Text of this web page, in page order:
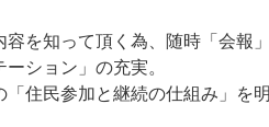
を知って頂く為、随時「会報
ーション」の充実。
住民参加と継続の仕組み」を明